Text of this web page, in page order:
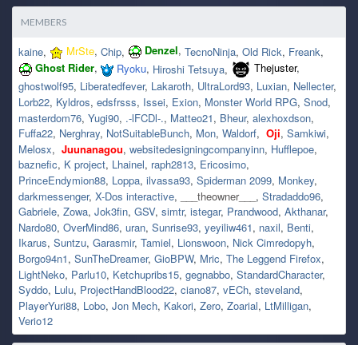
MEMBERS
kaine MrSte Chip Denzel TecnoNinja Old Rick Freank
Ghost Rider
Ryoku Hiroshi Tetsuya
Thejuster
ghostwolf95 Liberatedfever Lakaroth UltraLord93 Luxian Nellecter
Lorb22 Kyldros edsfrsss Issei Exion Monster World RPG Snod
masterdom76 Yugi90 .-lFCDl-. Matteo21 Bheur alexhoxdson
Fuffa22 Nerghray NotSuitableBunch Mon Waldorf Oji Samkiwi
Melosx
Juunanagou websitedesigningcompanyinn Hufflepoe
baznefic K project Lhainel raph2813 Ericosimo
PrinceEndymion88 Loppa ilvassa93 Spiderman 2099 Monkey
darkmessenger X-Dos interactive ___theowner___
Stradaddo96
Gabriele Zowa Jok3fin GSV simtr istegar Prandwood Akthanar
Nardo80 OverMind86 uran Sunrise93 yeyiliw461 naxil Benti
Ikarus Suntzu Garasmir Tamiel Lionswoon Nick Cimredopyh
Borgo94n1 SunTheDreamer GioBPW Mric The Leggend Firefox
LightNeko Parlu10 Ketchupribs15 gegnabbo StandardCharacter
Syddo Lulu ProjectHandBlood22 ciano87 vECh steveland
PlayerYuri88 Lobo Jon Mech Kakori Zero Zoarial LtMilligan
Verio12